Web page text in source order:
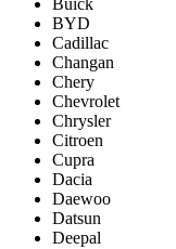
Buick
BYD
Cadillac
Changan
Chery
Chevrolet
Chrysler
Citroen
Cupra
Dacia
Daewoo
Datsun
Deepal